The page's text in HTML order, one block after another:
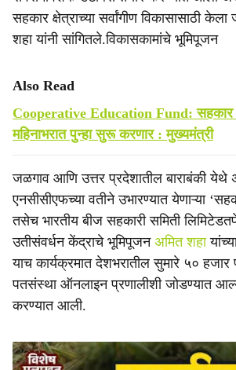
सहकार क्षेत्राच्या सर्वांगीण विकासासाठी
शहा यांनी सांगितले.विकासकामांचे भूमिपूजन
Also Read
Cooperative Education Fund: सहकार
महिनाभरात पुन्हा सुरू करणार : मुख्यमंत्री
जळगाव आणि उत्तर प्रदेशातील बाराबंकी
एनसीसीएफच्या वतीने उभारण्यात येणाऱ्या
तसेच भारतीय बीज सहकारी समिती
उतीसंवर्धन केंद्राचे भूमिपूजनअमित शहा
याच कार्यक्रमात देशभरातील सुमारे ५० हजार
पतसंस्था ऑनलाइन प्रणालीशी जोडण्यात
करण्यात आली.